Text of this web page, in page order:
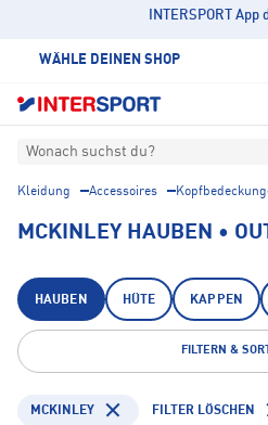
INTERSPORT
WÄHLE DEINEN SHOP
Wonach suchst du?
Kleidung Accessoires
MCKINLEY HAUBEN •
HAUBEN HÜTE KAPPEN
FILTERN &
MCKINLEY FILTER LÖSCHEN